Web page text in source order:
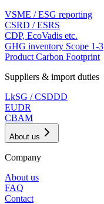
VSME / ESG reporting
CSRD / ESRS
CDP, EcoVadis etc.
GHG inventory Scope 1-3
Product Carbon Footprint
Suppliers & import duties
LkSG / CSDDD
EUDR
CBAM
About us
Company
About us
FAQ
Contact